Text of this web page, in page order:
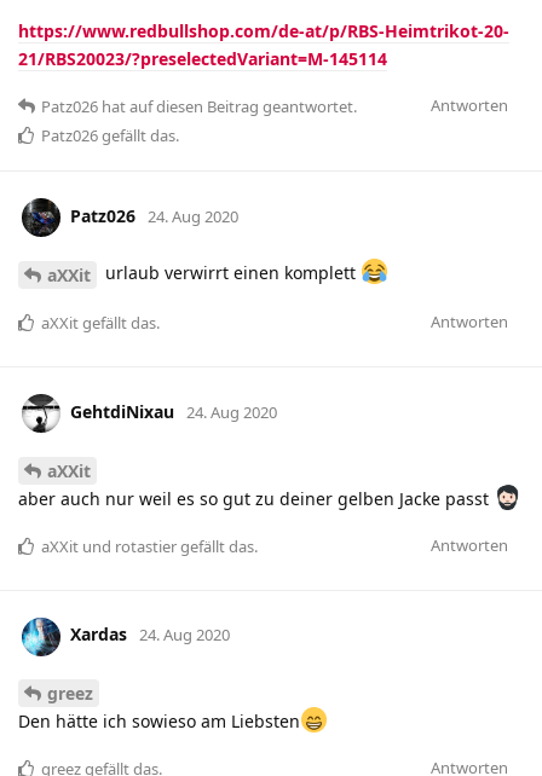
https://www.redbullshop.com/de-at/p/RBS-Heimtrikot-20-
21/RBS20023/?preselectedVariant=M-145114
Antworten
Patz026 hatauf diesen Beitrag geantwortet.
Patz026gefällt das.
Patz026 24. Aug 2020
aXXit urlaub verwirrt einen komplett
Antworten
aXXitgefällt das.
GehtdiNixau 24. Aug 2020
aXXit
aber auch nur weil es so gut zu deiner gelben Jacke passt
Antworten
aXXit und rotastiergefällt das.
Xardas 24. Aug 2020
greez
Den hätte ich sowieso am Liebsten
Antworten
greezgefällt das.